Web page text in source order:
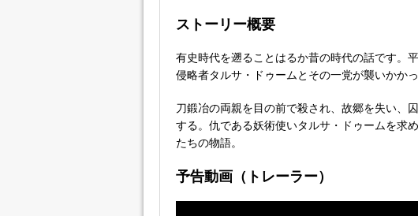
ストーリー概要
有史時代を遡ることはるか昔の時代の話です。
侵略者タルサ・ドゥームとその一党が襲いかかっ
刀鍛冶の両親を目の前で殺され、故郷を失い、
する。仇である妖術使いタルサ・ドゥームを求
たちの物語。
予告動画（トレーラー）